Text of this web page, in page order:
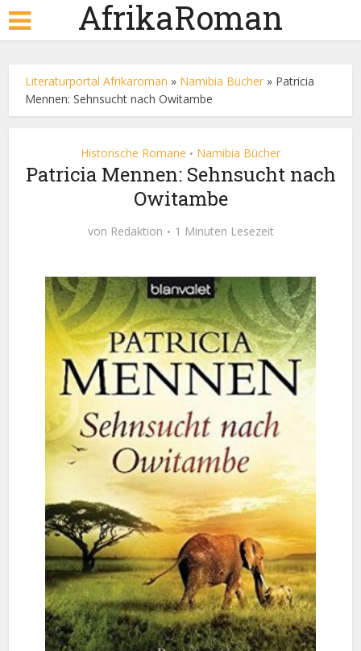
AfrikaRoman
Literaturportal Afrikaroman » Namibia Bücher » Patricia
Mennen: Sehnsucht nach Owitambe
Historische Romane • Namibia Bücher
Patricia Mennen: Sehnsucht nach
Owitambe
von Redaktion 1 Minuten Lesezeit